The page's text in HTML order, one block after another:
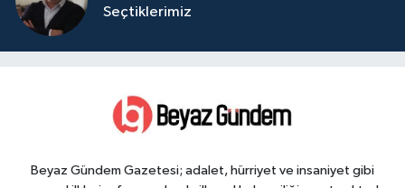
Seçtiklerimiz
Beyaz Gündem Gazetesi; adalet, hürriyet ve insaniyet gibi